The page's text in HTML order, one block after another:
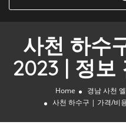
사천 하수
2023 | 정보
Home 경남 사천
사천 하수구 | 가격/비